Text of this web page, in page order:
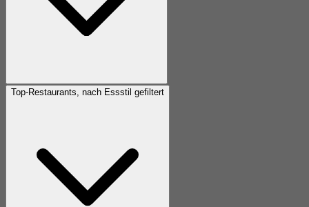
Top-Restaurants, nach Essstil gefiltert